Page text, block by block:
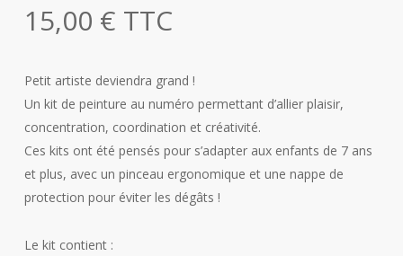
15,00 € TTC
Petit artiste deviendra grand !
Un kit de peinture au numéro permettant d’allier plaisir,
concentration, coordination et créativité.
Ces kits ont été pensés pour s’adapter aux enfants de 7 ans
et plus, avec un pinceau ergonomique et une nappe de
protection pour éviter les dégâts !
Le kit contient :